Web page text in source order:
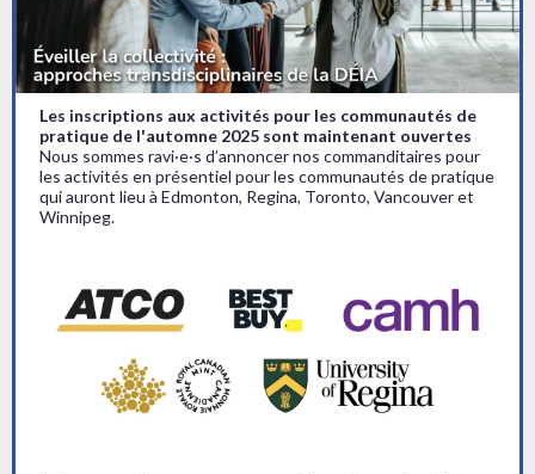
Les inscriptions aux activités pour les communautés de
pratique de l'automne 2025 sont maintenant ouvertes
Nous sommes ravi·e·s d’annoncer nos commanditaires pour
les activités en présentiel pour les communautés de pratique
qui auront lieu à Edmonton, Regina, Toronto, Vancouver et
Winnipeg.